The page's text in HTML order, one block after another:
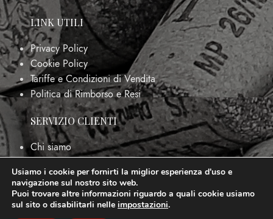
LINK UTILI
Privacy Policy
Cookie Policy
Tariffe e Condizioni di Vendita
Politica di Rimborso e Resi
SERVIZIO CLIENTI
Chi siamo
FAQs
Contattaci
P.IVA: 02054030693 - ENOTECA PER BACCO
2023 -
tutti i diritti riservati.
Usiamo i cookie per fornirti la miglior esperienza d'uso e
navigazione sul nostro sito web.
Puoi trovare altre informazioni riguardo a quali cookie usiamo
sul sito o disabilitarli nelle impostazioni.